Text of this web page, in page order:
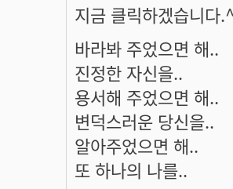
지금 클릭하겠습니다
바라봐 주었으면 해..
진정한 자신을..
용서해 주었으면 해..
변덕스러운 당신을..
알아주었으면 해..
또 하나의 나를..